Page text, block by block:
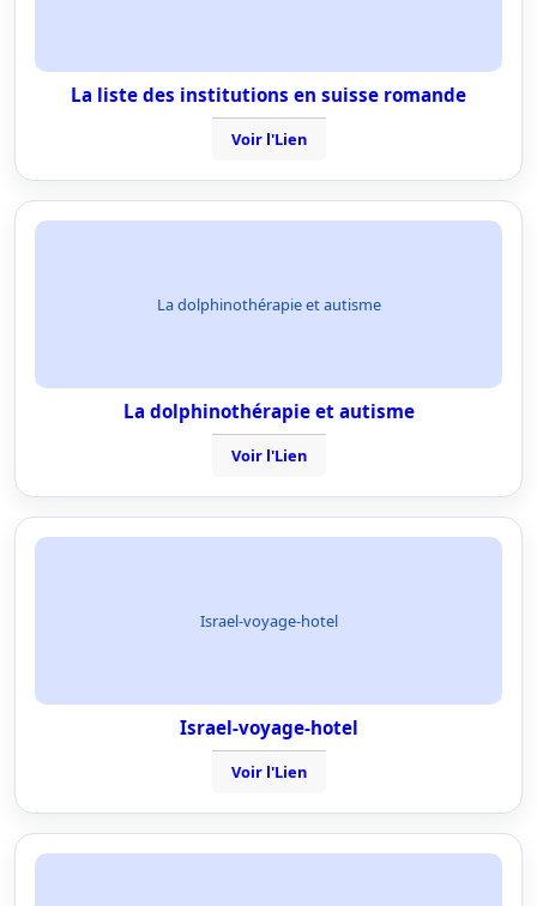
La liste des institutions en suisse romande
Voir l'Lien
La dolphinothérapie et autisme
La dolphinothérapie et autisme
Voir l'Lien
Israel-voyage-hotel
Israel-voyage-hotel
Voir l'Lien